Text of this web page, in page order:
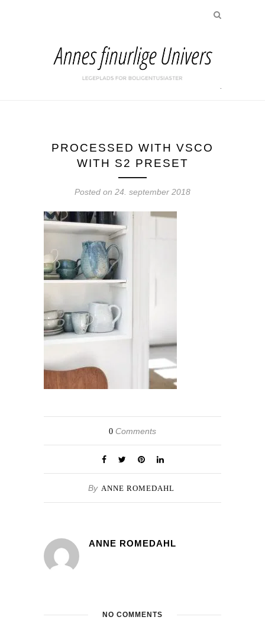
PROCESSED WITH VSCO
WITH S2 PRESET
Posted on 24. september 2018
0 Comments
By ANNE ROMEDAHL
ANNE ROMEDAHL
NO COMMENTS